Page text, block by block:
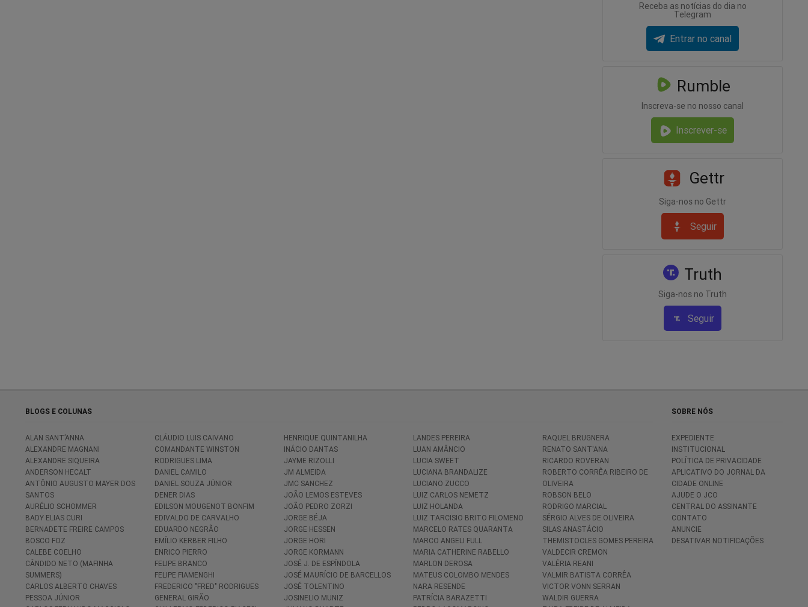
Receba as notícias do dia no
Telegram
Entrar no canal
Rumble
Inscreva-se no nosso canal
Inscrever-se
Gettr
Siga-nos no Gettr
Seguir
Truth
Siga-nos no Truth
Seguir
BLOGS E COLUNAS
ALAN SANT’ANNA
ALEXANDRE MAGNANI
ALEXANDRE SIQUEIRA
ANDERSON HECALT
ANTÔNIO AUGUSTO MAYER DOS
SANTOS
AURÉLIO SCHOMMER
BADY ELIAS CURI
BERNADETE FREIRE CAMPOS
BOSCO FOZ
CALEBE COELHO
CÂNDIDO NETO (MAFINHA
SUMMERS)
CARLOS ALBERTO CHAVES
PESSOA JÚNIOR
CLÁUDIO LUIS CAIVANO
COMANDANTE WINSTON
RODRIGUES LIMA
DANIEL CAMILO
DANIEL SOUZA JÚNIOR
DENER DIAS
EDILSON MOUGENOT BONFIM
EDIVALDO DE CARVALHO
EDUARDO NEGRÃO
EMÍLIO KERBER FILHO
ENRICO PIERRO
FELIPE BRANCO
FELIPE FIAMENGHI
FREDERICO "FRED" RODRIGUES
GENERAL GIRÃO
HENRIQUE QUINTANILHA
INÁCIO DANTAS
JAYME RIZOLLI
JM ALMEIDA
JMC SANCHEZ
JOÃO LEMOS ESTEVES
JOÃO PEDRO ZORZI
JORGE BÉJA
JORGE HESSEN
JORGE HORI
JORGE KORMANN
JOSÉ J. DE ESPÍNDOLA
JOSÉ MAURÍCIO DE BARCELLOS
JOSÉ TOLENTINO
JOSINELIO MUNIZ
LANDES PEREIRA
LUAN AMÂNCIO
LUCIA SWEET
LUCIANA BRANDALIZE
LUCIANO ZUCCO
LUIZ CARLOS NEMETZ
LUIZ HOLANDA
LUIZ TARCISIO BRITO FILOMENO
MARCELO RATES QUARANTA
MARCO ANGELI FULL
MARIA CATHERINE RABELLO
MARLON DEROSA
MATEUS COLOMBO MENDES
NARA RESENDE
PATRÍCIA BARAZETTI
RAQUEL BRUGNERA
RENATO SANT'ANA
RICARDO ROVERAN
ROBERTO CORRÊA RIBEIRO DE
OLIVEIRA
ROBSON BELO
RODRIGO MARCIAL
SÉRGIO ALVES DE OLIVEIRA
SILAS ANASTÁCIO
THEMISTOCLES GOMES PEREIRA
VALDECIR CREMON
VALÉRIA REANI
VALMIR BATISTA CORRÊA
VICTOR VONN SERRAN
WALDIR GUERRA
SOBRE NÓS
EXPEDIENTE
INSTITUCIONAL
POLÍTICA DE PRIVACIDADE
APLICATIVO DO JORNAL DA
CIDADE ONLINE
AJUDE O JCO
CENTRAL DO ASSINANTE
CONTATO
ANUNCIE
DESATIVAR NOTIFICAÇÕES